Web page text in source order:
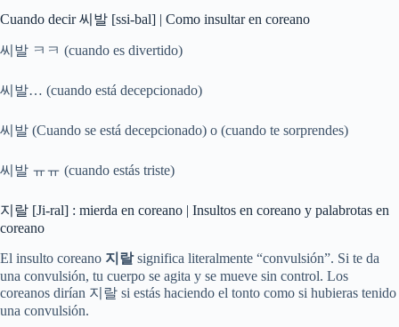
Cuando decir 씨발 [ssi-bal] | Como insultar en coreano
씨발 ㅋㅋ (cuando es divertido)
씨발… (cuando está decepcionado)
씨발 (Cuando se está decepcionado) o (cuando te sorprendes)
씨발 ㅠㅠ (cuando estás triste)
지랄 [Ji-ral] : mierda en coreano | Insultos en coreano y palabrotas en
coreano
El insulto coreano 지랄significa literalmente “convulsión”. Si te da
una convulsión, tu cuerpo se agita y se mueve sin control. Los
coreanos dirían 지랄 si estás haciendo el tonto como si hubieras tenido
una convulsión.